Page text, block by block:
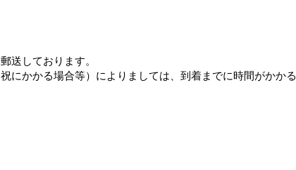
送しております。
にかかる場合等）によりましては、到着までに時間がかかる